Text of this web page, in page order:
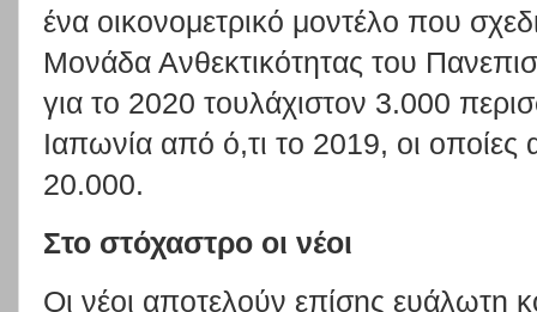
ένα οικονομετρικό μοντέλο που
Μονάδα Ανθεκτικότητας του
για το 2020 τουλάχιστον 3.000
Ιαπωνία από ό,τι το 2019, οι οποίες
20.000.
Στο στόχαστρο οι νέοι
Οι νέοι αποτελούν επίσης ευάλωτη